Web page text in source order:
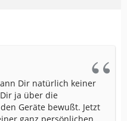
Dir natürlich keiner
ja über die
Geräte bewußt. Jetzt